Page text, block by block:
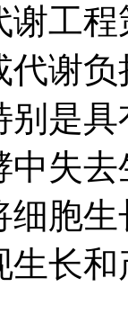
谢工
谢
是
失
细胞
长